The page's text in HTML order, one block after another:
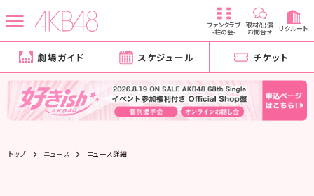
ファンクラブ
-柱の会-
取材/出演
お問合せ リクルート
劇場ガイド スケジュール チケット
トップ ニュース ニュース詳細